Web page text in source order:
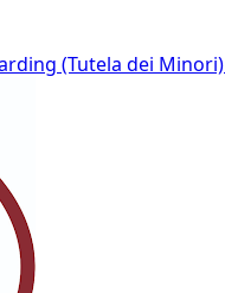
(Tutela dei Minori)